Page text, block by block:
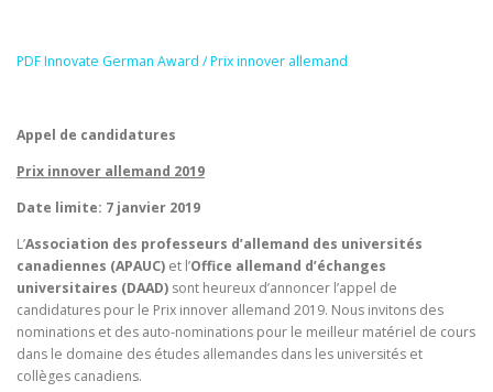
PDF Innovate German Award / Prix innover allemand
Appel de candidatures
Prix innover allemand 2019
Date limite: 7 janvier 2019
L’Association des professeurs d’allemand des universités
canadiennes (APAUC) et l’Office allemand d’échanges
universitaires (DAAD) sont heureux d’annoncer l’appel de
candidatures pour le Prix innover allemand 2019. Nous invitons des
nominations et des auto-nominations pour le meilleur matériel de cours
dans le domaine des études allemandes dans les universités et
collèges canadiens.